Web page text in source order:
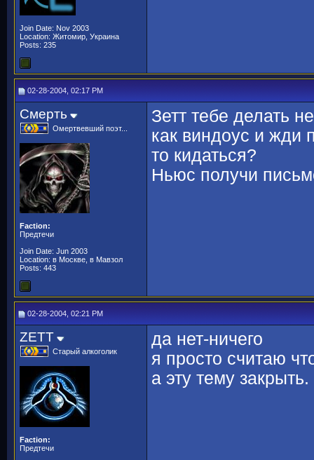
Join Date: Nov 2003
Location: Житомир, Украина
Posts: 235
02-28-2004, 02:17 PM
Смерть
Омертвевший поэт...
Faction:
Предтечи
Join Date: Jun 2003
Location: в Москве, в Мавзол
Posts: 443
Зетт тебе делать
как виндоус и жди
то кидаться?
Ньюс получи
02-28-2004, 02:21 PM
ZETT
Старый алкоголик
Faction:
Предтечи
да нет-ничего
я просто считаю
а эту тему